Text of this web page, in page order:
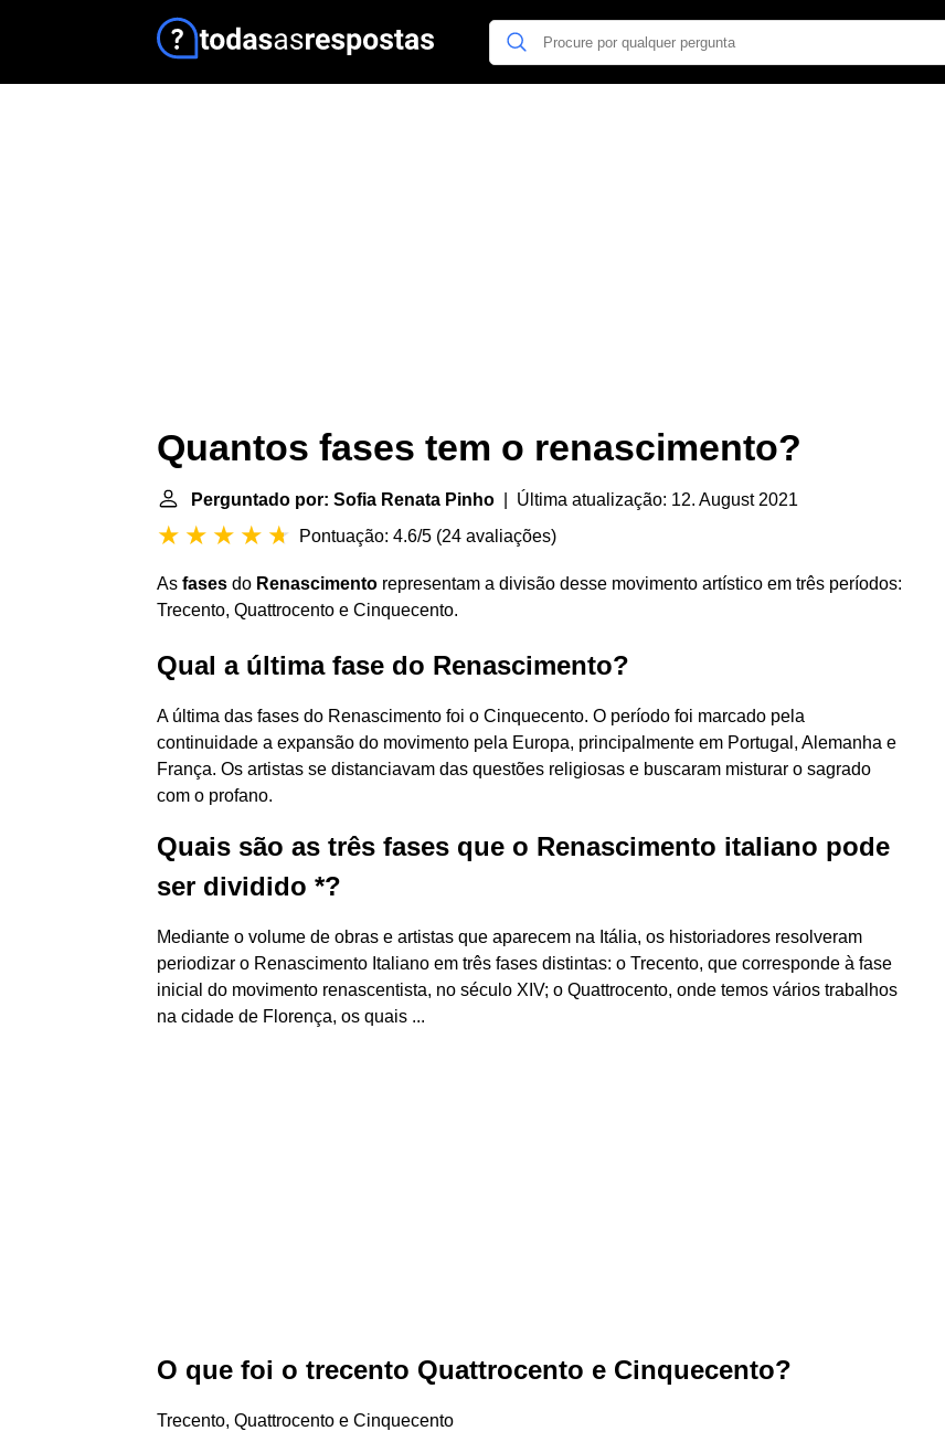
Quantos fases tem o renascimento?
Perguntado por: Sofia Renata Pinho | Última atualização: 12. August 2021
Pontuação: 4.6/5 (24 avaliações)
As fases do Renascimento representam a divisão desse movimento artístico em três períodos:
Trecento, Quattrocento e Cinquecento.
Qual a última fase do Renascimento?
A última das fases do Renascimento foi o Cinquecento. O período foi marcado pela
continuidade a expansão do movimento pela Europa, principalmente em Portugal, Alemanha e
França. Os artistas se distanciavam das questões religiosas e buscaram misturar o sagrado
com o profano.
Quais são as três fases que o Renascimento italiano pode
ser dividido *?
Mediante o volume de obras e artistas que aparecem na Itália, os historiadores resolveram
periodizar o Renascimento Italiano em três fases distintas: o Trecento, que corresponde à fase
inicial do movimento renascentista, no século XIV; o Quattrocento, onde temos vários trabalhos
na cidade de Florença, os quais ...
O que foi o trecento Quattrocento e Cinquecento?
Trecento, Quattrocento e Cinquecento